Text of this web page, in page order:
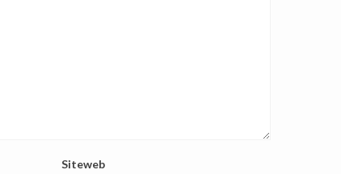
Siteweb